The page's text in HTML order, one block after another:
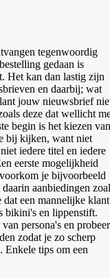
tegenwoordig
gedaan is
Het kan dan lastig zijn
en daarbij; wat
jouw nieuwsbrief
deze dat wellicht
begin is het kiezen van
bij kijken, want niet
iedere titel en iedere
eerste mogelijkheid
je bijvoorbeeld
aanbiedingen
een mannelijke klant
bikini's en lippenstift.
persona's en probeer
zodat je zo scherp
Enkele tips om een